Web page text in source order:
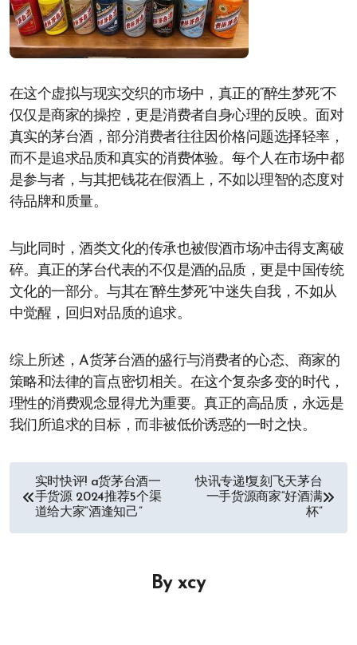
在这个虚拟与现实交织的市场中，真正的“醉生梦死”不
仅仅是商家的操控，更是消费者自身心理的反映。面对
真实的茅台酒，部分消费者往往因价格问题选择轻率，
而不是追求品质和真实的消费体验。每个人在市场中都
是参与者，与其把钱花在假酒上，不如以理智的态度对
待品牌和质量。
与此同时，酒类文化的传承也被假酒市场冲击得支离破
碎。真正的茅台代表的不仅是酒的品质，更是中国传统
文化的一部分。与其在“醉生梦死”中迷失自我，不如从
中觉醒，回归对品质的追求。
综上所述，A货茅台酒的盛行与消费者的心态、商家的
策略和法律的盲点密切相关。在这个复杂多变的时代，
理性的消费观念显得尤为重要。真正的高品质，永远是
我们所追求的目标，而非被低价诱惑的一时之快。
实时快评! a货茅台酒一
手货源 2024推荐5个渠
道给大家“酒逢知己”
快讯专递!复刻飞天茅台
一手货源商家“好酒满
杯”
By xcy